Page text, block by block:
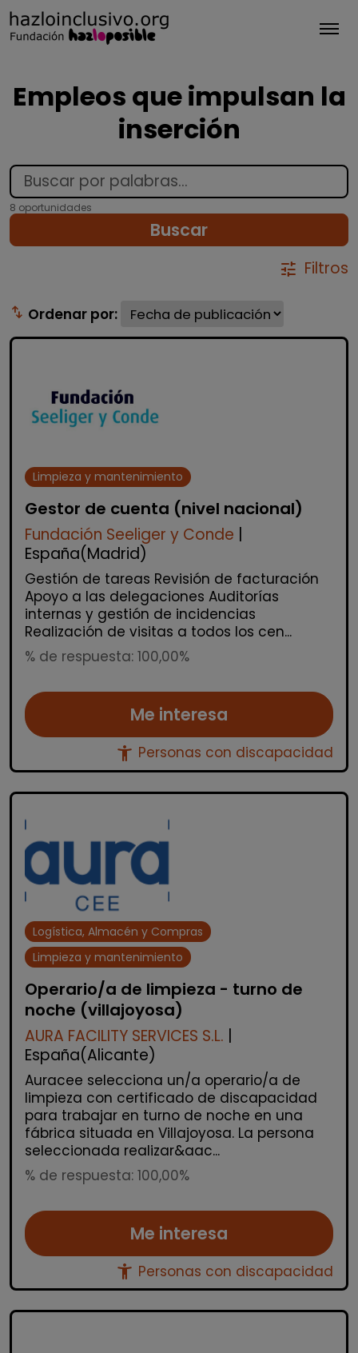
Empleos que impulsan la
inserción
8 oportunidades
Buscar
tune Filtros
swap_vert Ordenar por:
Limpieza y mantenimiento
Gestor de cuenta (nivel nacional)
Fundación Seeliger y Conde
España(Madrid)
Gestión de tareas Revisión de facturación
Apoyo a las delegaciones Auditorías
internas y gestión de incidencias
Realización de visitas a todos los cen...
% de respuesta: 100,00%
Me interesa
accessibility_new Personas con discapacidad
Logística, Almacén y Compras
Limpieza y mantenimiento
Operario/a de limpieza - turno de
noche (villajoyosa)
AURA FACILITY SERVICES S.L.
España(Alicante)
Auracee selecciona un/a operario/a de
limpieza con certificado de discapacidad
para trabajar en turno de noche en una
fábrica situada en Villajoyosa. La persona
seleccionada realizar&aac...
% de respuesta: 100,00%
Me interesa
accessibility_new Personas con discapacidad